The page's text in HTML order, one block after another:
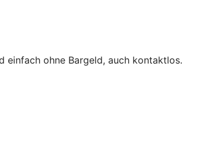
ohne Bargeld, auch kontaktlos.